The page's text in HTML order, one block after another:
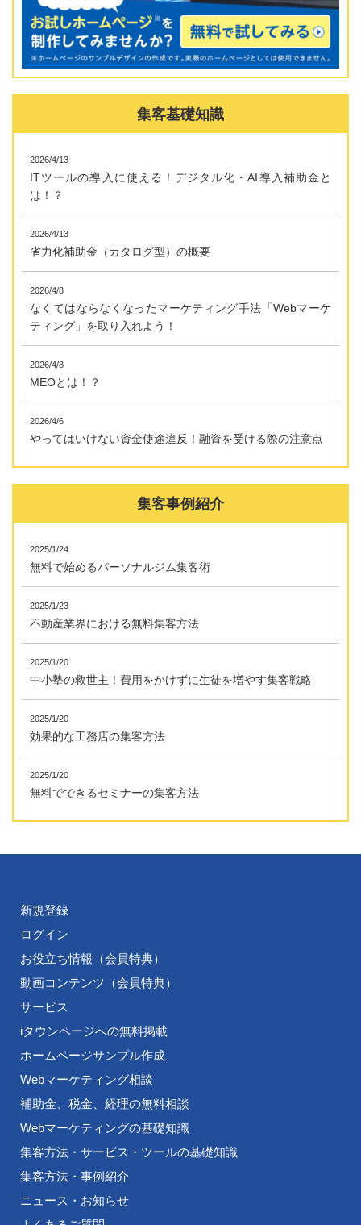
集客基礎知識
2026/4/13
ITツールの導入に使える！デジタル化・AI導入補助金と
は！？
2026/4/13
省力化補助金（カタログ型）の概要
2026/4/8
なくてはならなくなったマーケティング手法「Webマーケ
ティング」を取り入れよう！
2026/4/8
MEOとは！？
2026/4/6
やってはいけない資金使途違反！融資を受ける際の注意点
集客事例紹介
2025/1/24
無料で始めるパーソナルジム集客術
2025/1/23
不動産業界における無料集客方法
2025/1/20
中小塾の救世主！費用をかけずに生徒を増やす集客戦略
2025/1/20
効果的な工務店の集客方法
2025/1/20
無料でできるセミナーの集客方法
新規登録
ログイン
お役立ち情報（会員特典）
動画コンテンツ（会員特典）
サービス
iタウンページへの無料掲載
ホームページサンプル作成
Webマーケティング相談
補助金、税金、経理の無料相談
Webマーケティングの基礎知識
集客方法・サービス・ツールの基礎知識
集客方法・事例紹介
ニュース・お知らせ